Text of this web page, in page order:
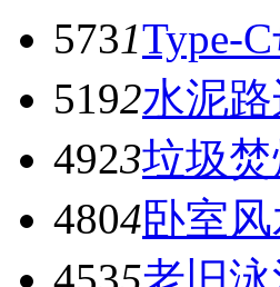
5731Type-
5192水泥
4923垃圾
4804卧室